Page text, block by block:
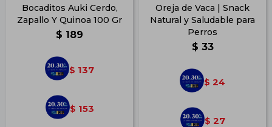
Bocaditos Auki Cerdo,
Zapallo Y Quinoa 100 Gr
$ 189
$ 137
$ 153
Oreja de Vaca | Snack
Natural y Saludable para
Perros
$ 33
$ 24
$ 27